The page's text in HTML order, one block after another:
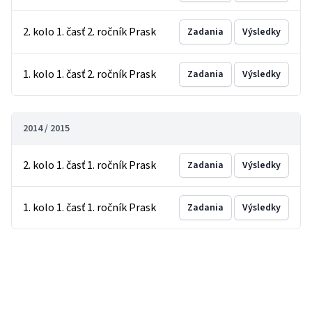
2. kolo 1. časť 2. ročník Prask Zadania Výsledky
1. kolo 1. časť 2. ročník Prask Zadania Výsledky
2014 / 2015
2. kolo 1. časť 1. ročník Prask Zadania Výsledky
1. kolo 1. časť 1. ročník Prask Zadania Výsledky